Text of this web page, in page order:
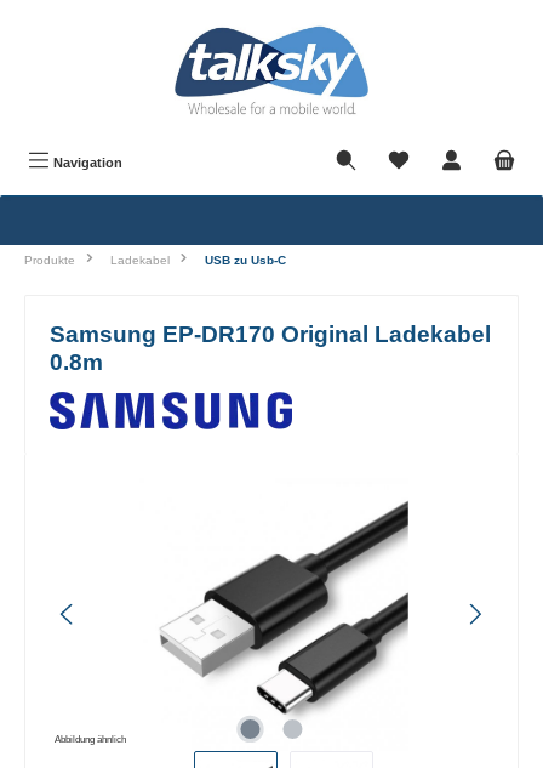
Navigation
Produkte Ladekabel USB zu Usb-C
Samsung EP-DR170 Original Ladekabel
0.8m
Abbildung ähnlich